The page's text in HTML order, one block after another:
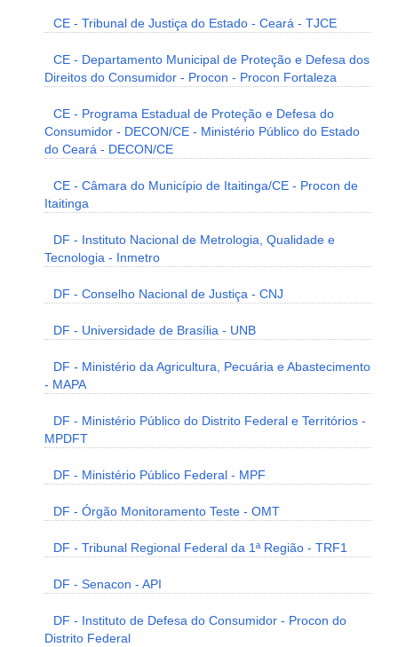
CE - Tribunal de Justiça do Estado - Ceará - TJCE
CE - Departamento Municipal de Proteção e Defesa dos
Direitos do Consumidor - Procon - Procon Fortaleza
CE - Programa Estadual de Proteção e Defesa do
Consumidor - DECON/CE - Ministério Público do Estado
do Ceará - DECON/CE
CE - Câmara do Município de Itaitinga/CE - Procon de
Itaitinga
DF - Instituto Nacional de Metrologia, Qualidade e
Tecnologia - Inmetro
DF - Conselho Nacional de Justiça - CNJ
DF - Universidade de Brasília - UNB
DF - Ministério da Agricultura, Pecuária e Abastecimento
- MAPA
DF - Ministério Público do Distrito Federal e Territórios -
MPDFT
DF - Ministério Público Federal - MPF
DF - Órgão Monitoramento Teste - OMT
DF - Tribunal Regional Federal da 1ª Região - TRF1
DF - Senacon - API
DF - Instituto de Defesa do Consumidor - Procon do
Distrito Federal